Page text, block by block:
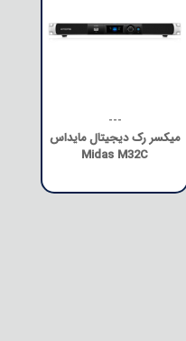
---
میکسر رک دیجیتال مایداس
Midas M32C